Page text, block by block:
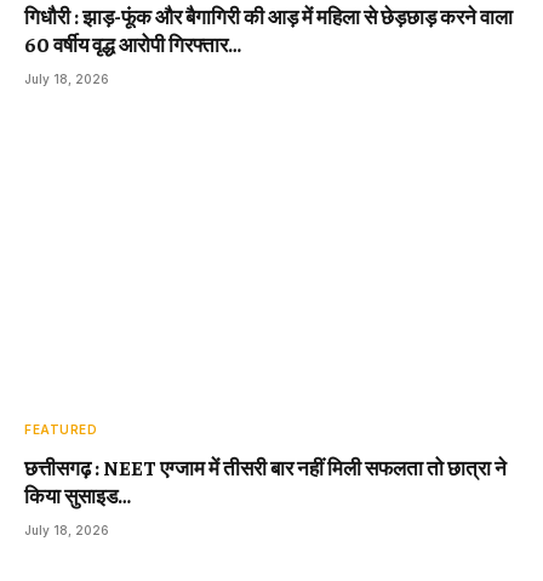
गिधौरी : झाड़-फूंक और बैगागिरी की आड़ में महिला से छेड़छाड़ करने वाला
60 वर्षीय वृद्ध आरोपी गिरफ्तार…
July 18, 2026
FEATURED
छत्तीसगढ़ : NEET एग्जाम में तीसरी बार नहीं मिली सफलता तो छात्रा ने
किया सुसाइड…
July 18, 2026